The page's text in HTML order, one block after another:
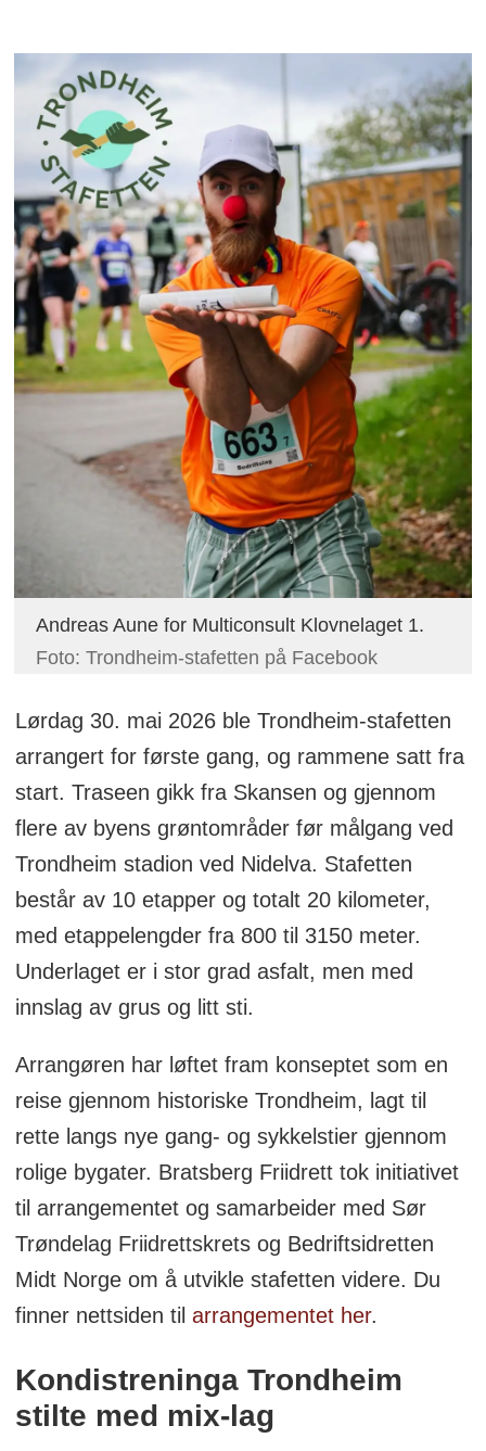
Andreas Aune for Multiconsult Klovnelaget 1.
Foto: Trondheim-stafetten på Facebook
Lørdag 30. mai 2026 ble Trondheim-stafetten
arrangert for første gang, og rammene satt fra
start. Traseen gikk fra Skansen og gjennom
flere av byens grøntområder før målgang ved
Trondheim stadion ved Nidelva. Stafetten
består av 10 etapper og totalt 20 kilometer,
med etappelengder fra 800 til 3150 meter.
Underlaget er i stor grad asfalt, men med
innslag av grus og litt sti.
Arrangøren har løftet fram konseptet som en
reise gjennom historiske Trondheim, lagt til
rette langs nye gang- og sykkelstier gjennom
rolige bygater. Bratsberg Friidrett tok initiativet
til arrangementet og samarbeider med Sør
Trøndelag Friidrettskrets og Bedriftsidretten
Midt Norge om å utvikle stafetten videre. Du
finner nettsiden til arrangementet her.
Kondistreninga Trondheim
stilte med mix-lag